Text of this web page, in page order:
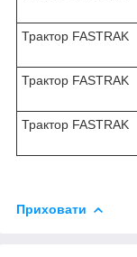
Трактор FASTRAK
Трактор FASTRAK
Трактор FASTRAK
Приховати